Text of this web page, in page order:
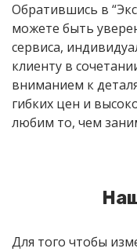
Обратившись в
можете быть
сервиса,
клиенту в
вниманием к
гибких цен и
любим то, чем
Для того чтобы